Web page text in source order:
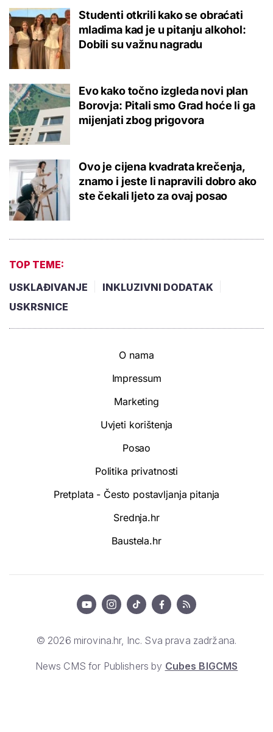
Studenti otkrili kako se obraćati
mladima kad je u pitanju alkohol:
Dobili su važnu nagradu
Evo kako točno izgleda novi plan
Borovja: Pitali smo Grad hoće li ga
mijenjati zbog prigovora
Ovo je cijena kvadrata krečenja,
znamo i jeste li napravili dobro ako
ste čekali ljeto za ovaj posao
TOP TEME:
USKLAĐIVANJE
INKLUZIVNI DODATAK
USKRSNICE
O nama
Impressum
Marketing
Uvjeti korištenja
Posao
Politika privatnosti
Pretplata - Često postavljanja pitanja
Srednja.hr
Baustela.hr
© 2026 mirovina.hr, Inc. Sva prava zadržana.
News CMS for Publishers by Cubes BIGCMS